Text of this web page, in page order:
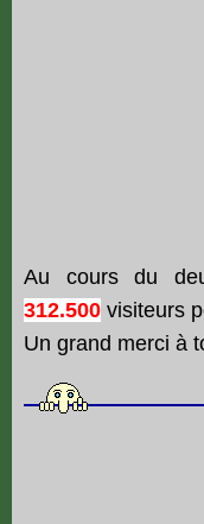
Au cours du
312.500 visiteurs
Un grand merci à